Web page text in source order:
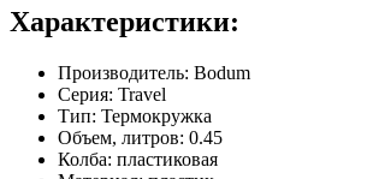
Характеристики:
Производитель: Bodum
Серия: Travel
Тип: Термокружка
Объем, литров: 0.45
Колба: пластиковая